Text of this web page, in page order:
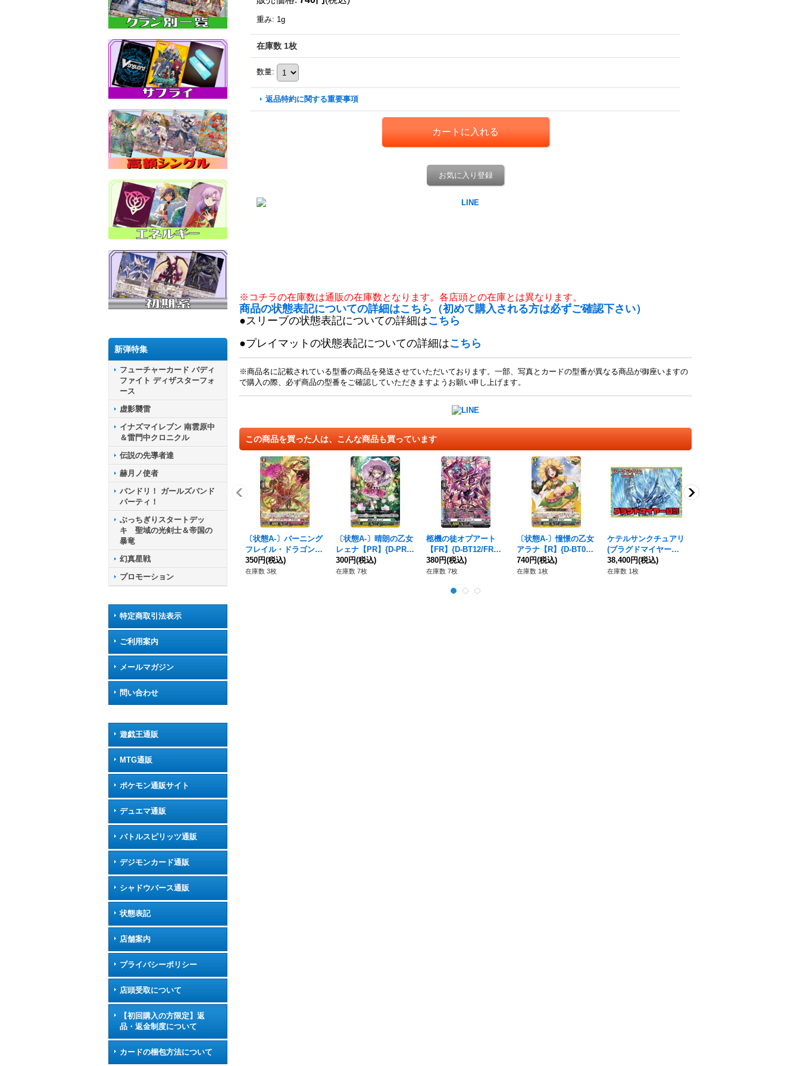
新弾特集
フューチャーカード バディ
ファイト ディザスターフォ
ース
虚影襲雷
イナズマイレブン 南雲原中
＆雷門中クロニクル
伝説の先導者達
赫月ノ使者
バンドリ！ ガールズバンド
パーティ！
ぶっちぎりスタートデッ
キ 聖域の光剣士＆帝国の
暴竜
幻真星戦
プロモーション
特定商取引法表示
ご利用案内
メールマガジン
問い合わせ
遊戯王通販
MTG通販
ポケモン通販サイト
デュエマ通販
バトルスピリッツ通販
デジモンカード通販
シャドウバース通販
状態表記
店舗案内
プライバシーポリシー
店頭受取について
【初回購入の方限定】返
品・返金制度について
カードの梱包方法について
重み: 1g
在庫数 1枚
数量:
返品特約に関する重要事項
お気に入り登録
※コチラの在庫数は通販の在庫数となります。各店頭との在庫とは異なります。
商品の状態表記についての詳細はこちら（初めて購入される方は必ずご確認下さい）
●スリーブの状態表記についての詳細はこちら
●プレイマットの状態表記についての詳細はこちら
※商品名に記載されている型番の商品を発送させていただいております。一部、写真とカードの型番が異なる商品が御座いますの
で購入の際、必ず商品の型番をご確認していただきますようお願い申し上げます。
この商品を買った人は、こんな商品も買っています
〔状態A-〕バーニング
フレイル・ドラゴン
【Re】{D-BT09/Re06}
《ドラゴンエンパイ
350円(税込)
在庫数 3枚
〔状態A-〕晴朗の乙女
レェナ【PR】{D-PR/7
51}《ストイケイア》
300円(税込)
在庫数 7枚
柩機の徒オプアート
【FR】{D-BT12/FR17}
《ブラントゲート》
380円(税込)
在庫数 7枚
〔状態A-〕憧憬の乙女
アラナ【R】{D-BT03/
054}《ストイケイア》
740円(税込)
在庫数 1枚
ケテルサンクチュアリ
(ブラグドマイヤー幻
影)【ver1.1】{-}《デ
ッキ販売》
38,400円(税込)
在庫数 1枚